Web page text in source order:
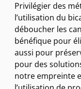
Privilégier des
l’utilisation du
déboucher les
bénéfique pour
aussi pour
pour des
notre empreinte